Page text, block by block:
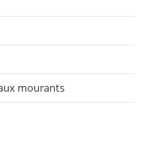
mourants